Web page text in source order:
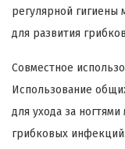
регулярной гигиены
для развития
Совместное
Использование
для ухода за
грибковых инфекций.